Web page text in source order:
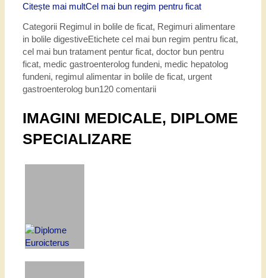
Citește mai multCel mai bun regim pentru ficat
Categorii Regimul in bolile de ficat, Regimuri alimentare
in bolile digestiveEtichete cel mai bun regim pentru ficat,
cel mai bun tratament pentur ficat, doctor bun pentru
ficat, medic gastroenterolog fundeni, medic hepatolog
fundeni, regimul alimentar in bolile de ficat, urgent
gastroenterolog bun120 comentarii
IMAGINI MEDICALE, DIPLOME
SPECIALIZARE